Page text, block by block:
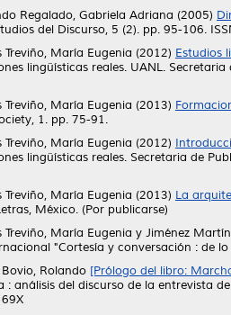
Regalado, Gabriela Adriana (2005)
del Discurso, 5 (2). pp. 95-106.
Treviño, María Eugenia (2012) Estudios
lingüísticas reales. UANL.
Treviño, María Eugenia (2013)
1. pp. 75-91.
Treviño, María Eugenia (2012)
lingüísticas reales. Secretaria de
Treviño, María Eugenia (2013) La
México. (Por publicarse)
Treviño, María Eugenia y Jiménez
"Cortesía y conversación : de
Bovio, Rolando [Prólogo del libro:
: análisis del discurso de la entrevista